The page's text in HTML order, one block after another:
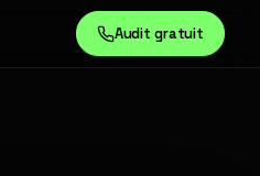
Audit gratuit